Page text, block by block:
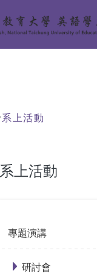
系上活動
系上活動
專題演講
研討會